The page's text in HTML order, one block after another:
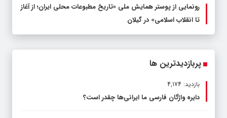
رونمایی از پوستر همایش ملی «تاریخ مطبوعات محلی ایران؛ از آغاز
تا انقلاب اسلامی» در گیلان
پربازدیدترین ها
بازدید: 4,174
دایره واژگان فارسی ما ایرانی‌ها چقدر است؟